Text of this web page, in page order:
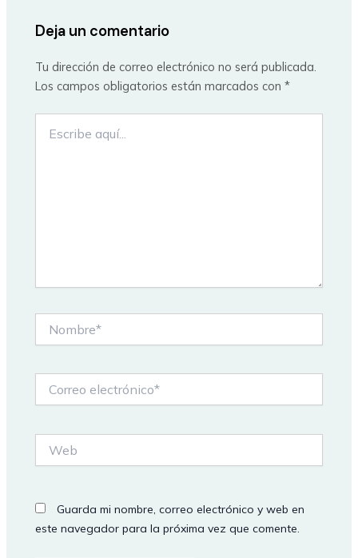
Deja un comentario
Tu dirección de correo electrónico no será publicada.
Los campos obligatorios están marcados con*
aquí...
electrónico*
Guarda mi nombre, correo electrónico y web en
este navegador para la próxima vez que comente.